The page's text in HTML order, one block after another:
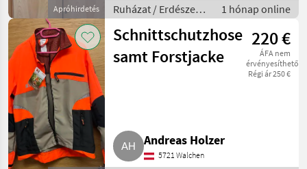
Apróhirdetés
Ruházat / Erdészeti
munkaruha
1 hónap online
Schnittschutzhose
samt Forstjacke
220 €
ÁFA nem
érvényesíthető
Régi ár 250 €
Andreas Holzer
5721 Walchen